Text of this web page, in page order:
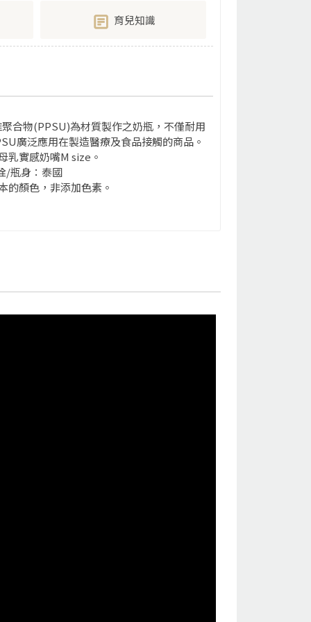
育兒知識
合物(PPSU)為材質製作之奶瓶，不僅耐用
廣泛應用在製造醫療及食品接觸的商品。
實感奶嘴M size。
/瓶身：泰國
顏色，非添加色素。